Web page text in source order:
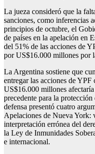
La jueza consideró que la
sanciones, como inferencias
principios de octubre, el
de países en la apelación en
del 51% de las acciones de
por US$16.000 millones por
La Argentina sostiene que
entregar las acciones de
US$16.000 millones
precedente para la
defensa presentó cuatro
Apelaciones de Nueva York:
interpretación errónea del
la Ley de Inmunidades
e internacional.